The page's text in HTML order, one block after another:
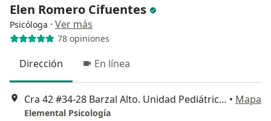
Elen Romero Cifuentes
Psicóloga · Ver más
78 opiniones
Dirección En línea
Cra 42 #34-28 Barzal Alto. Unidad Pediátrica Ambiental del Llano, Villavicencio • Mapa
Elemental Psicología